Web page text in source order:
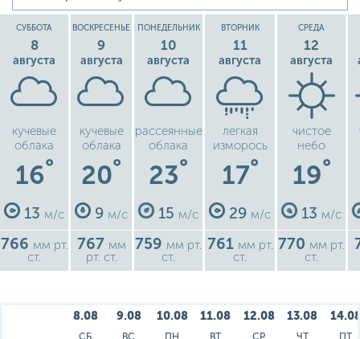
СУББОТА
8
августа
кучевые
облака
16°
13 м/с
766 мм рт.
ст.
ВОСКРЕСЕНЬЕ
9
августа
кучевые
облака
20°
9 м/с
767 мм
рт. ст.
ПОНЕДЕЛЬНИК
10
августа
рассеянные
облака
23°
15 м/с
759 мм рт.
ст.
ВТОРНИК
11
августа
легкая
изморось
17°
29 м/с
761 мм рт.
ст.
СРЕДА
12
августа
чистое
небо
19°
13 м/с
770 мм рт.
ст.
8.08
СБ
9.08
ВС
10.08
ПН
11.08
ВТ
12.08
СР
13.08
ЧТ ПТ